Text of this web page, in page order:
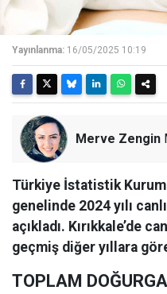
Yayınlanma: 16/05/2025 10:19
Merve Zengin
Türkiye İstatistik
genelinde 2024 yılı
açıkladı. Kırıkkale’de
geçmiş diğer yıllara
TOPLAM